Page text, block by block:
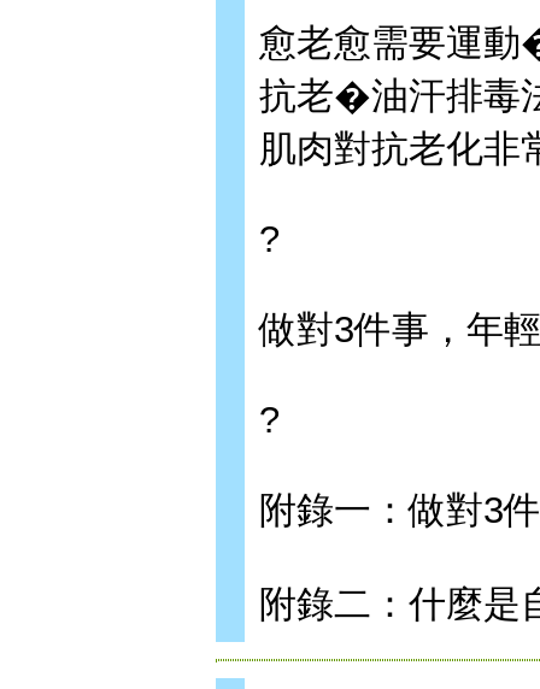
愈老愈需要運
抗老�油汗排毒
肌肉對抗老化
?
做對3件事，年
?
附錄一：做對3
附錄二：什麼是